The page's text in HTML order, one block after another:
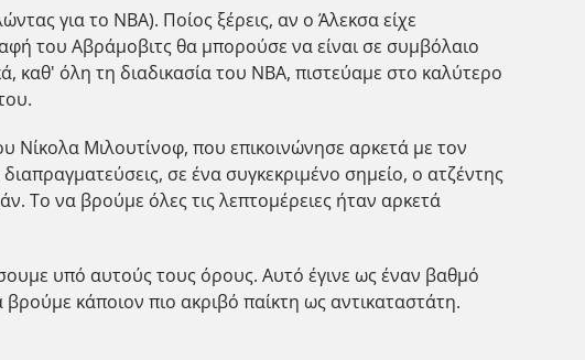
για το NBA). Ποίος ξέρεις, αν ο Άλεκσα είχε
του Αβράμοβιτς θα μπορούσε να είναι σε συμβόλαιο
καθ' όλη τη διαδικασία του NBA, πιστεύαμε στο καλύτερο
Νίκολα Μιλουτίνοφ, που επικοινώνησε αρκετά με τον
σε ένα συγκεκριμένο σημείο, ο ατζέντης
Το να βρούμε όλες τις λεπτομέρειες ήταν αρκετά
υπό αυτούς τους όρους. Αυτό έγινε ως έναν βαθμό
κάποιον πιο ακριβό παίκτη ως αντικαταστάτη.